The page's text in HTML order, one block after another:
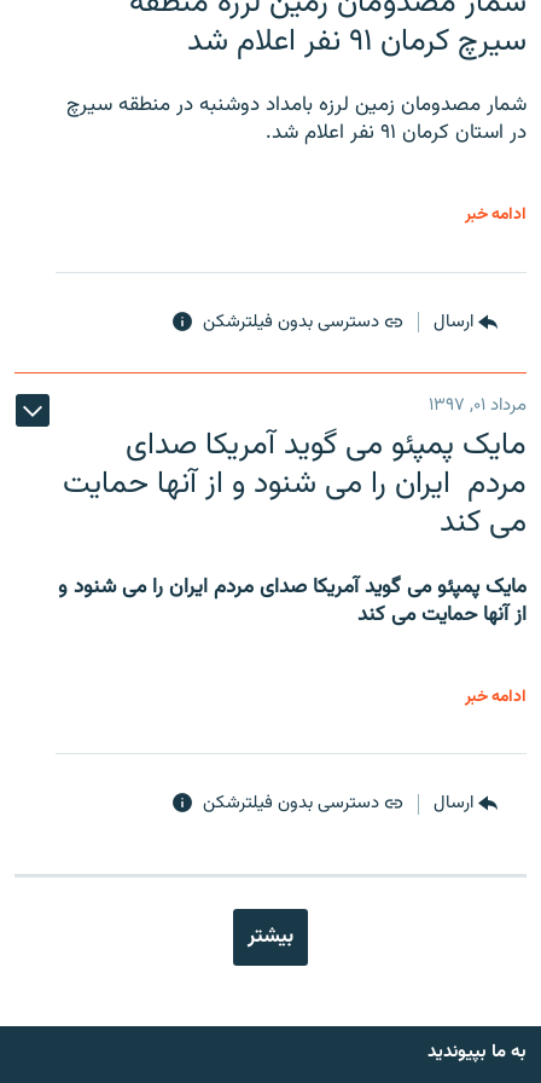
سیرچ کرمان ۹۱ نفر اعلام شد
شمار مصدومان زمین لرزه بامداد دوشنبه در منطقه سیرچ
در استان کرمان ۹۱ نفر اعلام شد.
ادامه خبر
ارسال دسترسی بدون فیلترشکن
مرداد ۰۱, ۱۳۹۷
مایک پمپئو می گوید آمریکا صدای
مردم ایران را می شنود و از آنها حمایت
می کند
مایک پمپئو می گوید آمریکا صدای مردم ایران را می شنود و
از آنها حمایت می کند
ادامه خبر
ارسال دسترسی بدون فیلترشکن
بیشتر
به ما بپیوندید